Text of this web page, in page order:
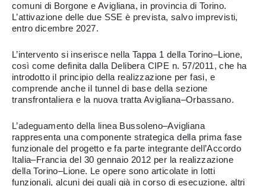
comuni di Borgone e Avigliana, in provincia di Torino.
L’attivazione delle due SSE è prevista, salvo imprevisti,
entro dicembre 2027.
L’intervento si inserisce nella Tappa 1 della Torino–Lione,
così come definita dalla Delibera CIPE n. 57/2011, che ha
introdotto il principio della realizzazione per fasi, e
comprende anche il tunnel di base della sezione
transfrontaliera e la nuova tratta Avigliana–Orbassano.
L’adeguamento della linea Bussoleno–Avigliana
rappresenta una componente strategica della prima fase
funzionale del progetto e fa parte integrante dell’Accordo
Italia–Francia del 30 gennaio 2012 per la realizzazione
della Torino–Lione. Le opere sono articolate in lotti
funzionali, alcuni dei quali già in corso di esecuzione, altri